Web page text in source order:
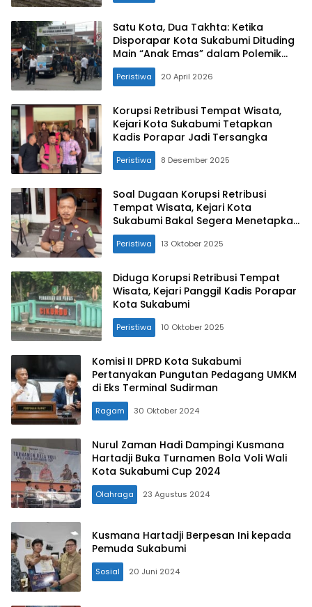
Satu Kota, Dua Takhta: Ketika
Disporapar Kota Sukabumi Dituding
Main “Anak Emas” dalam Polemik
KNPI
Peristiwa 20 April 2026
Korupsi Retribusi Tempat Wisata,
Kejari Kota Sukabumi Tetapkan
Kadis Porapar Jadi Tersangka
Peristiwa 8 Desember 2025
Soal Dugaan Korupsi Retribusi
Tempat Wisata, Kejari Kota
Sukabumi Bakal Segera Menetapkan
Tersangka
Peristiwa 13 Oktober 2025
Diduga Korupsi Retribusi Tempat
Wisata, Kejari Panggil Kadis Porapar
Kota Sukabumi
Peristiwa 10 Oktober 2025
Komisi II DPRD Kota Sukabumi
Pertanyakan Pungutan Pedagang UMKM
di Eks Terminal Sudirman
Ragam 30 Oktober 2024
Nurul Zaman Hadi Dampingi Kusmana
Hartadji Buka Turnamen Bola Voli Wali
Kota Sukabumi Cup 2024
Olahraga 23 Agustus 2024
Kusmana Hartadji Berpesan Ini kepada
Pemuda Sukabumi
Sosial 20 Juni 2024